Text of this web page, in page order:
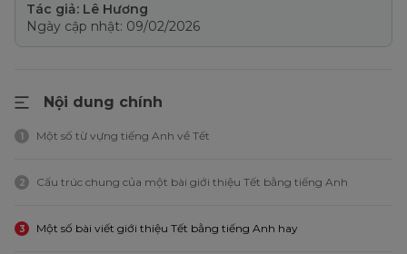
Tác giả: Lê Hương
Ngày cập nhật: 09/02/2026
Nội dung chính
1 Một số từ vựng tiếng Anh về Tết
2 Cấu trúc chung của một bài giới thiệu Tết bằng tiếng Anh
3 Một số bài viết giới thiệu Tết bằng tiếng Anh hay